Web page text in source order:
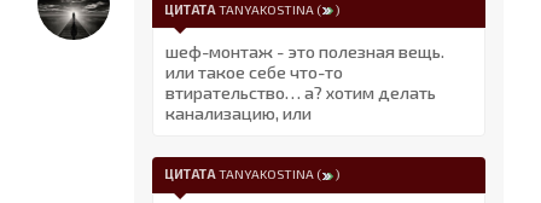
ЦИТАТАTANYAKOSTINA ( )
шеф-монтаж - это полезная вещь.
или такое себе что-то
втирательство… а? хотим делать
канализацию, или
ЦИТАТАTANYAKOSTINA ( )